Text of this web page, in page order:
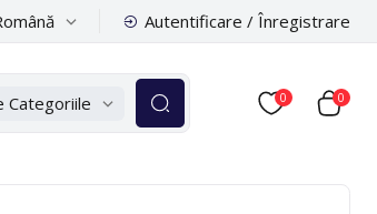
Autentificare / Înregistrare
Categoriile 0 0